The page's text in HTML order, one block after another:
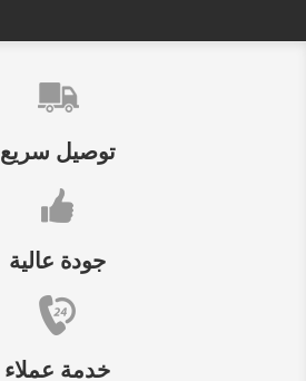
توصيل سريع
جودة عالية
خدمة عملاء